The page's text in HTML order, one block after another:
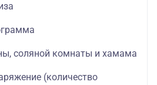
соляной комнаты и хамама
(количество